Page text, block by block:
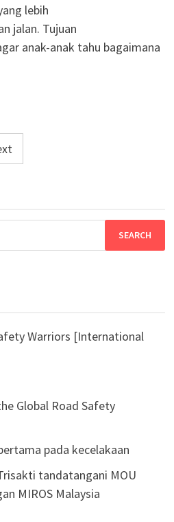
lebih
jalan. Tujuan
anak-anak tahu bagaimana
Warriors [International
Global Road Safety
pada kecelakaan
tandatangani MOU
MIROS Malaysia